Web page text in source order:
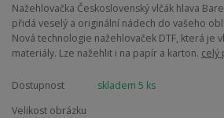
Nažehlovačka Československý vlčák hlava
přidá veselý a originální nádech do vašeho
Nová technologie nažehlovaček DTF, která je
materiály. Lze nažehlit i na papír a karton. celý
Dostupnost
skladem 5 ks
Velikost obrázku